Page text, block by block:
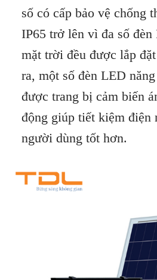
số có cấp bảo vệ chống
IP65 trở lên vì đa số
mặt trời đều được lắp
ra, một số đèn LED
được trang bị cảm biến
động giúp tiết kiệm điện
người dùng tốt hơn.